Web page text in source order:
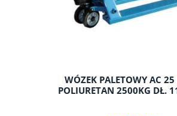
WÓZEK PALETOWY AC
POLIURETAN 2500KG DŁ.